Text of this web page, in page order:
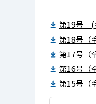
第19号 (
第18号（
第17号（
第16号（
第15号（